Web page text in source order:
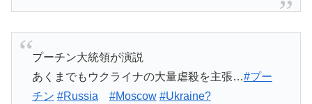
プーチン大統領が演説
あくまでもウクライナの大量虐殺を主張…#プー
チン #Russia #Moscow #Ukraine?